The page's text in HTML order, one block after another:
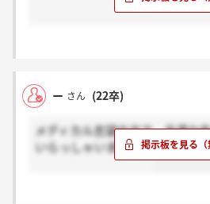
ー さん (22卒)
メディカル志望の方で、今週か
いらっしゃいますか？